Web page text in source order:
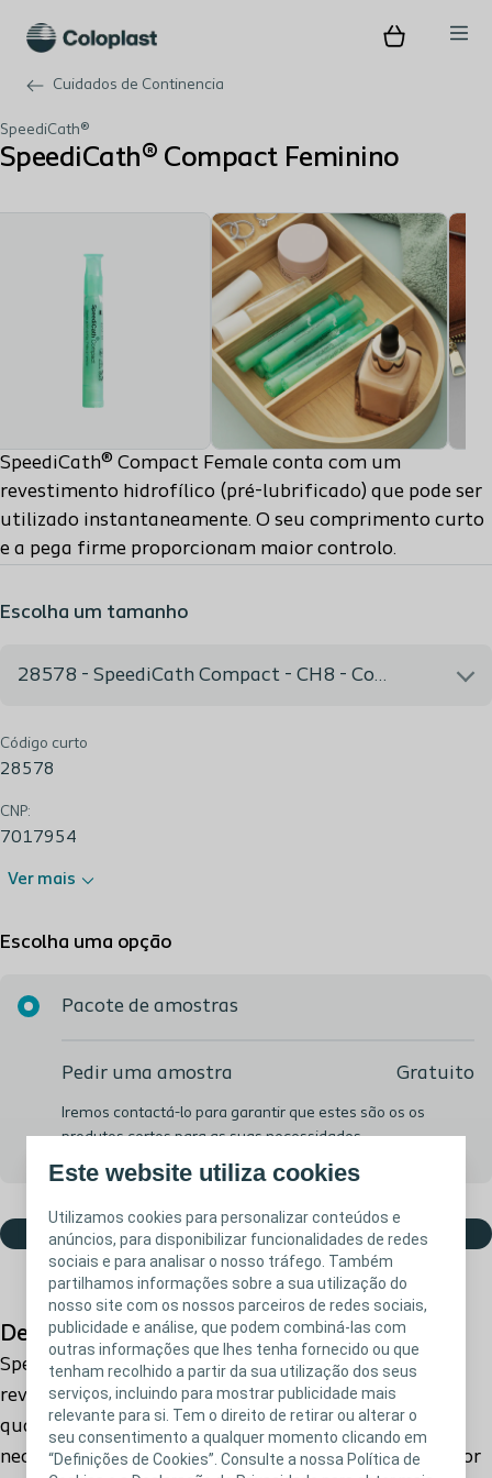
Este website utiliza cookies
Utilizamos cookies para personalizar conteúdos e
anúncios, para disponibilizar funcionalidades de redes
sociais e para analisar o nosso tráfego. Também
partilhamos informações sobre a sua utilização do
nosso site com os nossos parceiros de redes sociais,
publicidade e análise, que podem combiná-las com
outras informações que lhes tenha fornecido ou que
tenham recolhido a partir da sua utilização dos seus
serviços, incluindo para mostrar publicidade mais
relevante para si. Tem o direito de retirar ou alterar o
seu consentimento a qualquer momento clicando em
“Definições de Cookies”. Consulte a nossa Política de
Cuidados de Continencia
SpeediCath®
SpeediCath® Compact Feminino
SpeediCath® Compact Female conta com um
revestimento hidrofílico (pré-lubrificado) que pode ser
utilizado instantaneamente. O seu comprimento curto
e a pega firme proporcionam maior controlo.
Escolha um tamanho
28578 - SpeediCath Compact - CH8 - Comp.7cm
28578 - SpeediCath Compact - CH8 - Comp.7cm
Código curto
28578
CNP:
7017954
Ver mais
Escolha uma opção
Pacote de amostras
Pedir uma amostra Gratuito
Iremos contactá-lo para garantir que estes são os os
produtos certos para as suas necessidades
Adicionar ao cesto
Descrição do produto
SpeediCath® Compact Female vem com um
revestimento suave pré-lubrificado pronto a usar a
qualquer hora e em qualquer lugar sempre que
necessite. Tem uma pega firme que proporciona maior